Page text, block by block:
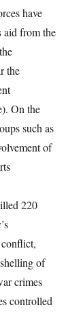
have
aid from the
the
On the
such as
of
220
of
crimes
controlled